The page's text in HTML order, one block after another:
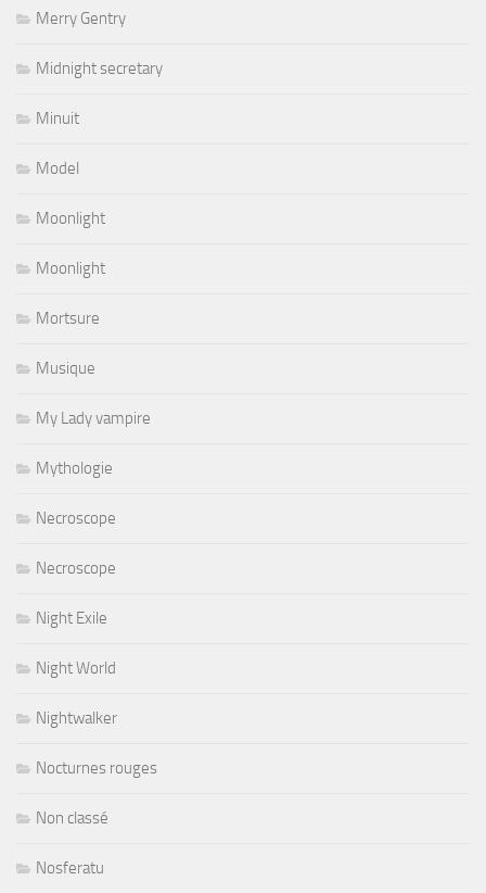
Merry Gentry
Midnight secretary
Minuit
Model
Moonlight
Moonlight
Mortsure
Musique
My Lady vampire
Mythologie
Necroscope
Necroscope
Night Exile
Night World
Nightwalker
Nocturnes rouges
Non classé
Nosferatu